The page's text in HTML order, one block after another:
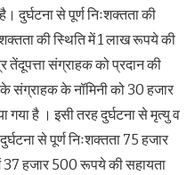
दुर्घटना से पूर्ण निःशक्तता की
की स्थिति में 1 लाख रूपये की
तेंदूपत्ता संग्राहक को प्रदान की
संग्राहक के नॉमिनी को 30 हजार
गया है । इसी तरह दुर्घटना से मृत्यु व
से पूर्ण निःशक्तता 75 हजार
हजार 500 रूपये की सहायता